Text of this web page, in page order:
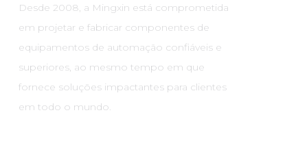
Desde 2008, a Mingxin está comprometida
em projetar e fabricar componentes de
equipamentos de automação confiáveis ​​e
superiores, ao mesmo tempo em que
fornece soluções impactantes para clientes
em todo o mundo.